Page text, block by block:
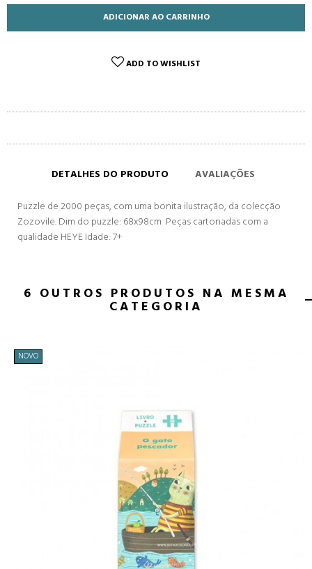
ADICIONAR AO CARRINHO
ADD TO WISHLIST
DETALHES DO PRODUTO
AVALIAÇÕES
Puzzle de 2000 peças, com uma bonita ilustração, da colecção
Zozovile. Dim do puzzle: 68x98cm Peças cartonadas com a
qualidade HEYE Idade: 7+
6 OUTROS PRODUTOS NA MESMA
CATEGORIA
NOVO